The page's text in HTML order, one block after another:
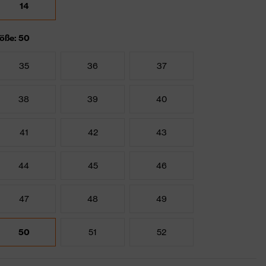
14
50
35 36 37
38 39 40
41 42 43
44 45 46
47 48 49
50 51 52